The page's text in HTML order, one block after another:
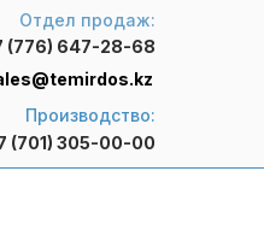
Отдел продаж:
(776) 647-28-68
Производство:
(701) 305-00-00